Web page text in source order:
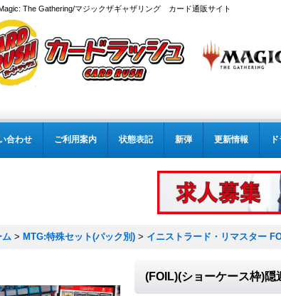
The Gathering/マジックザギャザリング カード通販サイト
合わせ ご利用案内 状態表記 新弾 更新情報
ム > MTG:特殊セット(パック別) > イニストラード・リマスター
(FOIL)(ショーケース枠)隠